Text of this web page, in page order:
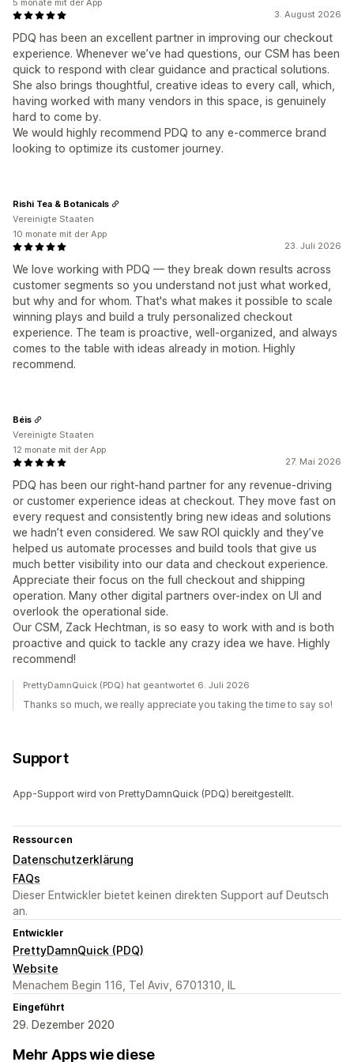
3. August 2026
PDQ has been an excellent partner in improving our checkout
experience. Whenever we’ve had questions, our CSM has been
quick to respond with clear guidance and practical solutions.
She also brings thoughtful, creative ideas to every call, which,
having worked with many vendors in this space, is genuinely
hard to come by.
We would highly recommend PDQ to any e-commerce brand
looking to optimize its customer journey.
5 monate mit der App
23. Juli 2026
We love working with PDQ — they break down results across
customer segments so you understand not just what worked,
but why and for whom. That's what makes it possible to scale
winning plays and build a truly personalized checkout
experience. The team is proactive, well-organized, and always
comes to the table with ideas already in motion. Highly
recommend.
Rishi Tea & Botanicals
Vereinigte Staaten
10 monate mit der App
27. Mai 2026
PDQ has been our right-hand partner for any revenue-driving
or customer experience ideas at checkout. They move fast on
every request and consistently bring new ideas and solutions
we hadn’t even considered. We saw ROI quickly and they’ve
helped us automate processes and build tools that give us
much better visibility into our data and checkout experience.
Appreciate their focus on the full checkout and shipping
operation. Many other digital partners over-index on UI and
overlook the operational side.
Our CSM, Zack Hechtman, is so easy to work with and is both
proactive and quick to tackle any crazy idea we have. Highly
recommend!
Béis
Vereinigte Staaten
12 monate mit der App
PrettyDamnQuick (PDQ) hat geantwortet 6. Juli 2026
Thanks so much, we really appreciate you taking the time to say so!
Support
App-Support wird von PrettyDamnQuick (PDQ) bereitgestellt.
Ressourcen
Datenschutzerklärung
FAQs
Dieser Entwickler bietet keinen direkten Support auf Deutsch
an.
Entwickler
PrettyDamnQuick (PDQ)
Website
Menachem Begin 116, Tel Aviv, 6701310, IL
Eingeführt
29. Dezember 2020
Mehr Apps wie diese